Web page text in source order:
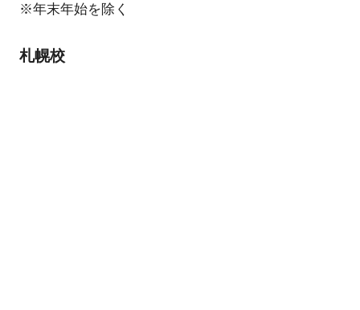
※年末年始を除く
札幌校